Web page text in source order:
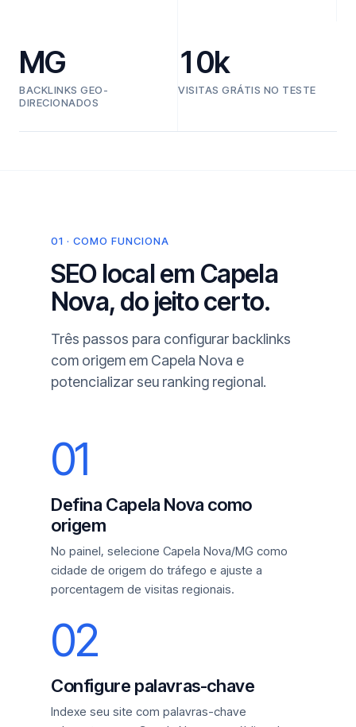
MG
BACKLINKS GEO-
DIRECIONADOS
10k
VISITAS GRÁTIS NO TESTE
01 · COMO FUNCIONA
SEO local em Capela
Nova, do jeito certo.
Três passos para configurar backlinks
com origem em Capela Nova e
potencializar seu ranking regional.
01
Defina Capela Nova como
origem
No painel, selecione Capela Nova/MG como
cidade de origem do tráfego e ajuste a
porcentagem de visitas regionais.
02
Configure palavras-chave
Indexe seu site com palavras-chave